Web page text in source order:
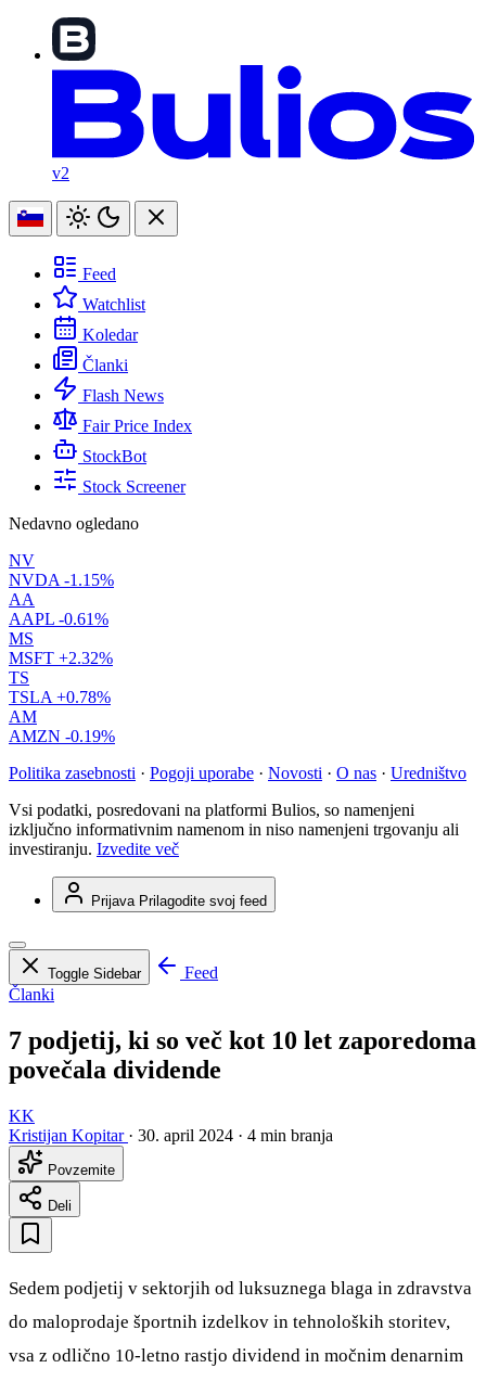
v2
Feed
Watchlist
Koledar
Članki
Flash News
Fair Price Index
StockBot
Stock Screener
Nedavno ogledano
NV
NVDA -1.15%
AA
AAPL -0.61%
MS
MSFT +2.32%
TS
TSLA +0.78%
AM
AMZN -0.19%
Politika zasebnosti · Pogoji uporabe · Novosti · O nas · Uredništvo
Vsi podatki, posredovani na platformi Bulios, so namenjeni
izključno informativnim namenom in niso namenjeni trgovanju ali
investiranju. Izvedite več
Prijava Prilagodite svoj feed
Toggle Sidebar
Feed
Članki
7 podjetij, ki so več kot 10 let zaporedoma
povečala dividende
KK
Kristijan Kopitar · 30. april 2024 · 4 min branja
Povzemite
Deli
Sedem podjetij v sektorjih od luksuznega blaga in zdravstva
do maloprodaje športnih izdelkov in tehnoloških storitev,
vsa z odlično 10-letno rastjo dividend in močnim denarnim